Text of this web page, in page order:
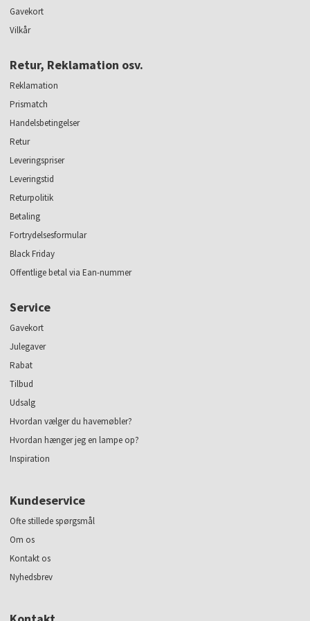
Gavekort
Vilkår
Retur, Reklamation osv.
Reklamation
Prismatch
Handelsbetingelser
Retur
Leveringspriser
Leveringstid
Returpolitik
Betaling
Fortrydelsesformular
Black Friday
Offentlige betal via Ean-nummer
Service
Gavekort
Julegaver
Rabat
Tilbud
Udsalg
Hvordan vælger du havemøbler?
Hvordan hænger jeg en lampe op?
Inspiration
Kundeservice
Ofte stillede spørgsmål
Om os
Kontakt os
Nyhedsbrev